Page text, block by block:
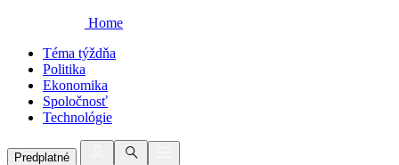
Home
Téma týždňa
Politika
Ekonomika
Spoločnosť
Technológie
Predplatné